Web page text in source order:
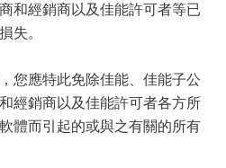
和經銷商以及佳能許可者等已
失。
您應特此免除佳能、佳能子公
經銷商以及佳能許可者各方所
體而引起的或與之有關的所有